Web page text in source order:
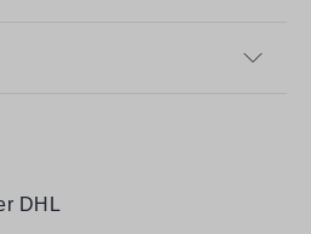
DHL